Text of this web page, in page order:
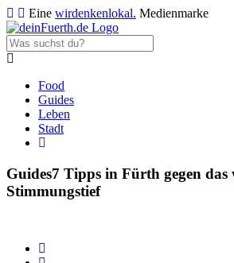
Eine wirdenkenlokal. Medienmarke
Food
Guides
Leben
Stadt
Guides7 Tipps in Fürth gegen das
Stimmungstief